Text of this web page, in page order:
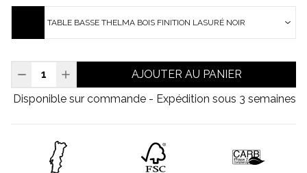
TABLE BASSE THELMA BOIS FINITION LASURÉ NOIR
AJOUTER AU PANIER
Disponible sur commande - Expédition sous 3 semaines